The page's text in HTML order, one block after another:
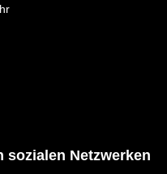
sozialen Netzwerken